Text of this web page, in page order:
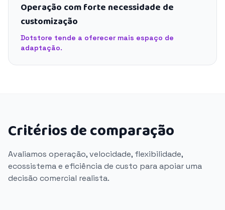
Operação com forte necessidade de
customização
Dotstore tende a oferecer mais espaço de
adaptação.
Critérios de comparação
Avaliamos operação, velocidade, flexibilidade,
ecossistema e eficiência de custo para apoiar uma
decisão comercial realista.